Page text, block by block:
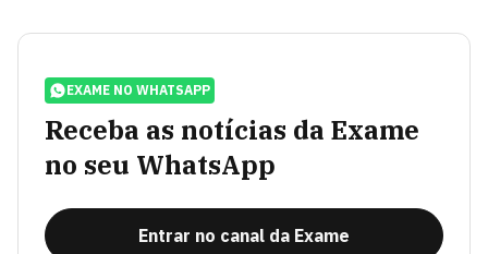
EXAME NO WHATSAPP
Receba as notícias da Exame
no seu WhatsApp
Entrar no canal da Exame